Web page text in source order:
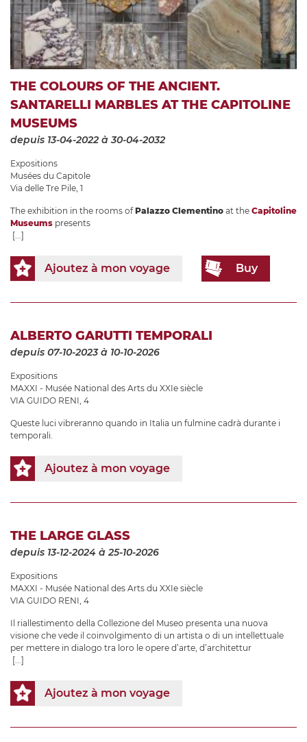
THE COLOURS OF THE ANCIENT.
SANTARELLI MARBLES AT THE CAPITOLINE
MUSEUMS
depuis 13-04-2022 à 30-04-2032
Expositions
Musées du Capitole
Via delle Tre Pile, 1
The exhibition in the rooms ofPalazzo Clementino at the Capitoline
Museums presents
[...]
Ajoutez à mon voyage Buy
ALBERTO GARUTTI TEMPORALI
depuis 07-10-2023à 10-10-2026
Expositions
MAXXI - Musée National des Arts du XXIe siècle
VIA GUIDO RENI, 4
Queste luci vibreranno quando in Italia un fulmine cadrà durante i
temporali.
Ajoutez à mon voyage
THE LARGE GLASS
depuis 13-12-2024 à 25-10-2026
Expositions
MAXXI - Musée National des Arts du XXIe siècle
VIA GUIDO RENI, 4
Il riallestimento della Collezione del Museo presenta una nuova
visione che vede il coinvolgimento di un artista o di un intellettuale
per mettere in dialogo tra loro le opere d’arte, d’architettur
[...]
Ajoutez à mon voyage